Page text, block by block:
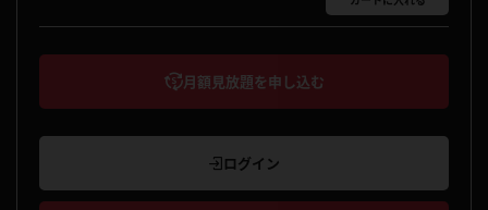
月額見放題を申し込む
ログイン